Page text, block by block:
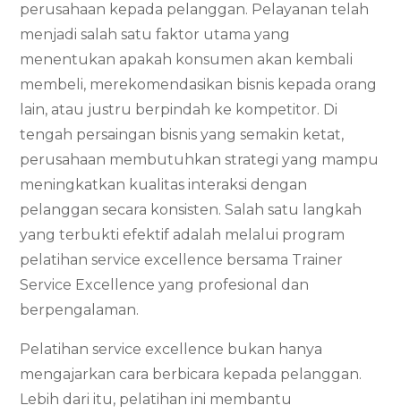
perusahaan kepada pelanggan. Pelayanan telah
menjadi salah satu faktor utama yang
menentukan apakah konsumen akan kembali
membeli, merekomendasikan bisnis kepada orang
lain, atau justru berpindah ke kompetitor. Di
tengah persaingan bisnis yang semakin ketat,
perusahaan membutuhkan strategi yang mampu
meningkatkan kualitas interaksi dengan
pelanggan secara konsisten. Salah satu langkah
yang terbukti efektif adalah melalui program
pelatihan service excellence bersama Trainer
Service Excellence yang profesional dan
berpengalaman.
Pelatihan service excellence bukan hanya
mengajarkan cara berbicara kepada pelanggan.
Lebih dari itu, pelatihan ini membantu